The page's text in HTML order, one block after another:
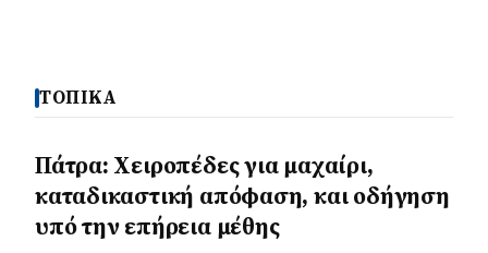
ΤΟΠΙΚΑ
Πάτρα: Χειροπέδες για μαχαίρι,
καταδικαστική απόφαση, και οδήγηση
υπό την επήρεια μέθης